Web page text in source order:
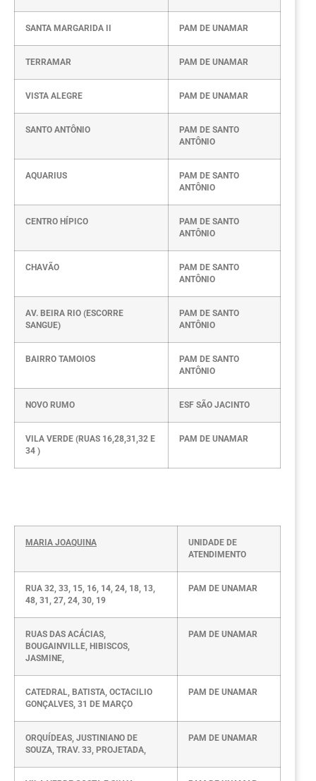
SANTA MARGARIDA II PAM DE UNAMAR
TERRAMAR PAM DE UNAMAR
VISTA ALEGRE PAM DE UNAMAR
SANTO ANTÔNIO
PAM DE SANTO
ANTÔNIO
AQUARIUS
PAM DE SANTO
ANTÔNIO
CENTRO HÍPICO
PAM DE SANTO
ANTÔNIO
CHAVÃO
PAM DE SANTO
ANTÔNIO
AV. BEIRA RIO (ESCORRE
SANGUE)
PAM DE SANTO
ANTÔNIO
BAIRRO TAMOIOS
PAM DE SANTO
ANTÔNIO
NOVO RUMO ESF SÃO JACINTO
VILA VERDE (RUAS 16,28,31,32 E
34 )
PAM DE UNAMAR
MARIA JOAQUINA
UNIDADE DE
ATENDIMENTO
RUA 32, 33, 15, 16, 14, 24, 18, 13,
48, 31, 27, 24, 30, 19
PAM DE UNAMAR
RUAS DAS ACÁCIAS,
BOUGAINVILLE, HIBISCOS,
JASMINE,
PAM DE UNAMAR
CATEDRAL, BATISTA, OCTACILIO
GONÇALVES, 31 DE MARÇO
PAM DE UNAMAR
ORQUÍDEAS, JUSTINIANO DE
SOUZA, TRAV. 33, PROJETADA,
PAM DE UNAMAR